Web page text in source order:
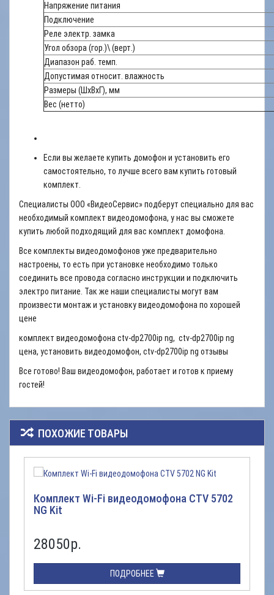
Напряжение питания
Подключение
Реле электр. замка
Угол обзора (гор.)\ (верт.)
Диапазон раб. темп.
Допустимая относит. влажность
Размеры (ШхВхГ), мм
Вес (нетто)
Если вы желаете купить домофон и установить его
самостоятельно, то лучше всего вам купить готовый
комплект.
Специалисты ООО «ВидеоСервис» подберут специально для вас
необходимый комплект видеодомофона, у нас вы сможете
купить любой подходящий для вас комплект домофона.
Все комплекты видеодомофонов уже предварительно
настроены, то есть при установке необходимо только
соединить все провода согласно инструкции и подключить
электро питание. Так же наши специалисты могут вам
произвести монтаж и установку видеодомофона по хорошей
цене
комплект видеодомофона ctv-dp2700ip ng, ctv-dp2700ip ng
цена, установить видеодомофон, ctv-dp2700ip ng отзывы
Все готово! Ваш видеодомофон, работает и готов к приему
гостей!
ПОХОЖИЕ ТОВАРЫ
Комплект Wi-Fi видеодомофона CTV 5702
NG Kit
28050р.
ПОДРОБНЕЕ